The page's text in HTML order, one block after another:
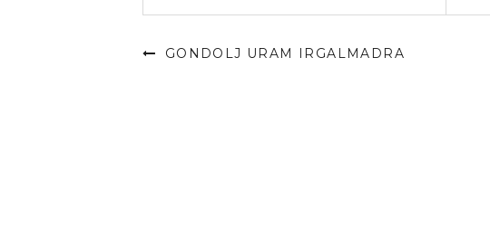
GONDOLJ URAM IRGALMADRA